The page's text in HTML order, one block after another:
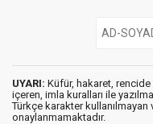
UYARI: Küfür, hakaret, rencide
içeren, imla kuralları ile
Türkçe karakter kullanılmayan
onaylanmamaktadır.